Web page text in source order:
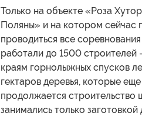
Только на объекте «Роза
Поляны» и на котором сейчас
проводиться все
работали до 1500
краям горнолыжных спусков
гектаров деревья, которые
продолжается строительство
занимались только